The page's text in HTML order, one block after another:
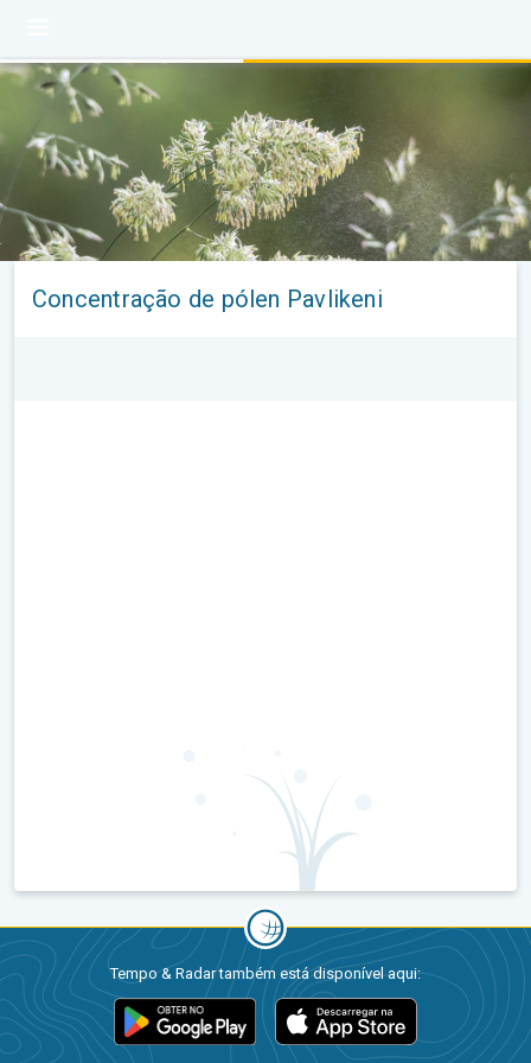
Concentração de pólen Pavlikeni
Tempo & Radar também está disponível aqui: